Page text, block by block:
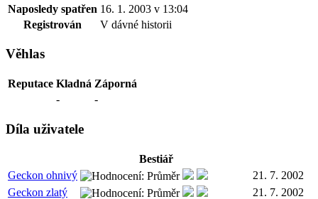
Naposledy spatřen 16. 1. 2003 v 13:04
Registrován
V dávné historii
Věhlas
Reputace Kladná Záporná
-
-
Díla uživatele
Bestiář
Geckon ohnivý
21. 7. 2002
Geckon zlatý
21. 7. 2002